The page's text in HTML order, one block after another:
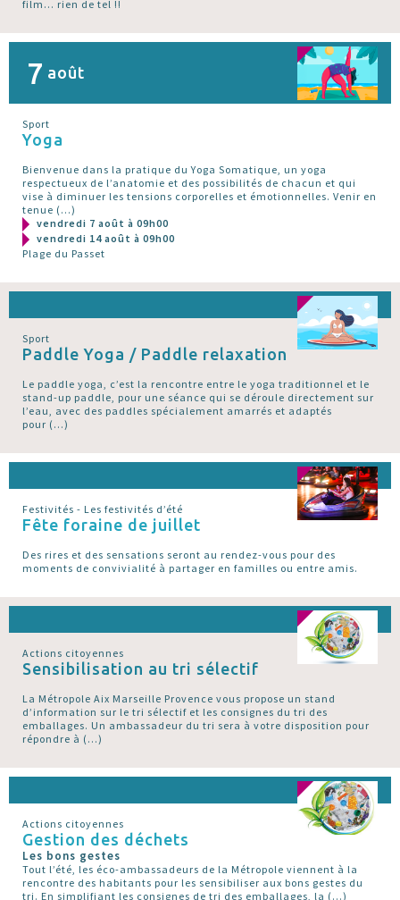
film... rien de tel !!
7 août
Sport
Yoga
Bienvenue dans la pratique du Yoga Somatique, un yoga
respectueux de l’anatomie et des possibilités de chacun et qui
vise à diminuer les tensions corporelles et émotionnelles. Venir en
tenue (…)
vendredi 7 août à 09h00
vendredi 14 août à 09h00
Plage du Passet
Sport
Paddle Yoga / Paddle relaxation
Le paddle yoga, c’est la rencontre entre le yoga traditionnel et le
stand-up paddle, pour une séance qui se déroule directement sur
l’eau, avec des paddles spécialement amarrés et adaptés
pour (…)
Festivités - Les festivités d’été
Fête foraine de juillet
Des rires et des sensations seront au rendez-vous pour des
moments de convivialité à partager en familles ou entre amis.
Actions citoyennes
Sensibilisation au tri sélectif
La Métropole Aix Marseille Provence vous propose un stand
d’information sur le tri sélectif et les consignes du tri des
emballages. Un ambassadeur du tri sera à votre disposition pour
répondre à (…)
Actions citoyennes
Gestion des déchets
Les bons gestes
Tout l’été, les éco-ambassadeurs de la Métropole viennent à la
rencontre des habitants pour les sensibiliser aux bons gestes du
tri. En simplifiant les consignes de tri des emballages, la (…)